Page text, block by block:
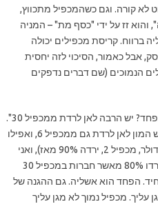
לא קורה. וגם כשהמכפיל מתכווץ,
והוא זז על ידי "כסף מת" – המניה
ברווח. קריסת מכפילים יכולה
אבל כאמור, הסיכוי לזה יחסית
הנמוכים (שם דברים נדפקים
כשמישהו שואל אותי "מה, אתה לא מפחד? יש הרבה לאן לרדת ממכפיל 30".
אז אני עונה לו: "הניסיון שלי מלמד שיש המון לאן לרדת גם ממכפיל 6, ואפילו
ממכפיל 2 (למשל כשצים היתה ב 85 דולר, מכפיל 2, ירדה 90% מאז), ואני
מכיר הרבה יותר חברות במכפיל 6 שירדו 80% מאשר חברות במכפיל 30
מפחיד. הפחד הוא אשליה. גם ההגנה של
עליך. מכפיל נמוך לא מגן עליך